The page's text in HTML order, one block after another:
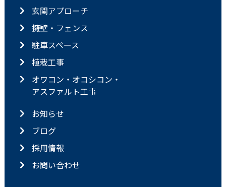
玄関アプローチ
擁壁・フェンス
駐車スペース
植栽工事
オワコン・オコシコン・
アスファルト工事
お知らせ
ブログ
採用情報
お問い合わせ